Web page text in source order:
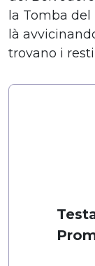
la Tomba
là
trovano i